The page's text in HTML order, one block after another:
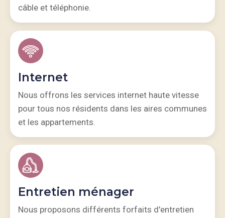
câble et téléphonie.
Internet
Nous offrons les services internet haute vitesse
pour tous nos résidents dans les aires communes
et les appartements.
Entretien ménager
Nous proposons différents forfaits d'entretien